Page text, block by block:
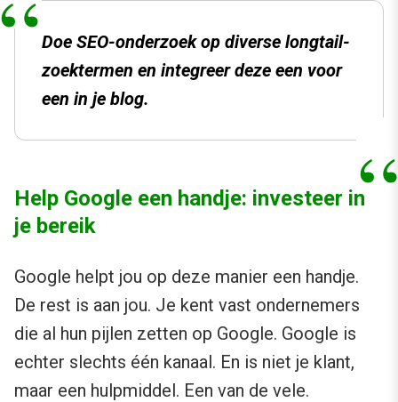
Doe SEO-onderzoek op diverse longtail-
zoektermen en integreer deze een voor
een in je blog.
Help Google een handje: investeer in
je bereik
Google helpt jou op deze manier een handje.
De rest is aan jou. Je kent vast ondernemers
die al hun pijlen zetten op Google. Google is
echter slechts één kanaal. En is niet je klant,
maar een hulpmiddel. Een van de vele.